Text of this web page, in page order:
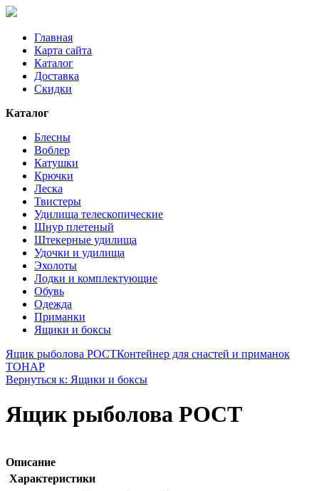
Главная
Карта сайта
Каталог
Доставка
Скидки
Каталог
Блесны
Воблер
Катушки
Крючки
Леска
Твистеры
Удилища телескопические
Шнур плетеный
Штекерные удилища
Удочки и удилища
Эхолоты
Лодки и комплектующие
Обувь
Одежда
Приманки
Ящики и боксы
Ящик рыболова РОСТКонтейнер для снастей и приманок
ТОНАР
Вернуться к: Ящики и боксы
Ящик рыболова РОСТ
Описание
Характеристики